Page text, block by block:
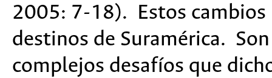
2005: 7-18). Estos
destinos de Suramérica.
complejos desafíos que